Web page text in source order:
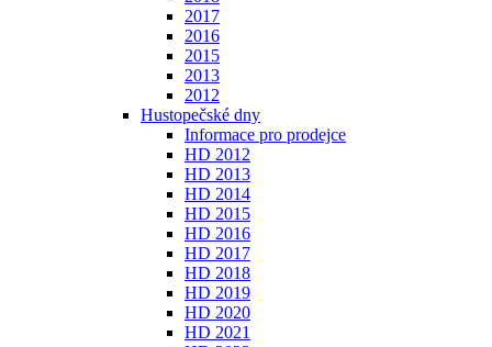
2017
2016
2015
2013
2012
Hustopečské dny
Informace pro prodejce
HD 2012
HD 2013
HD 2014
HD 2015
HD 2016
HD 2017
HD 2018
HD 2019
HD 2020
HD 2021